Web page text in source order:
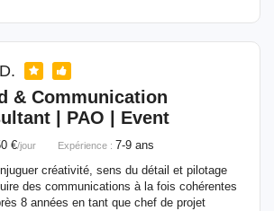
& Communication
| PAO | Event
€/jour Expérience : 7-9 ans
créativité, sens du détail et pilotage
des communications à la fois cohérentes
8 années en tant que chef de projet